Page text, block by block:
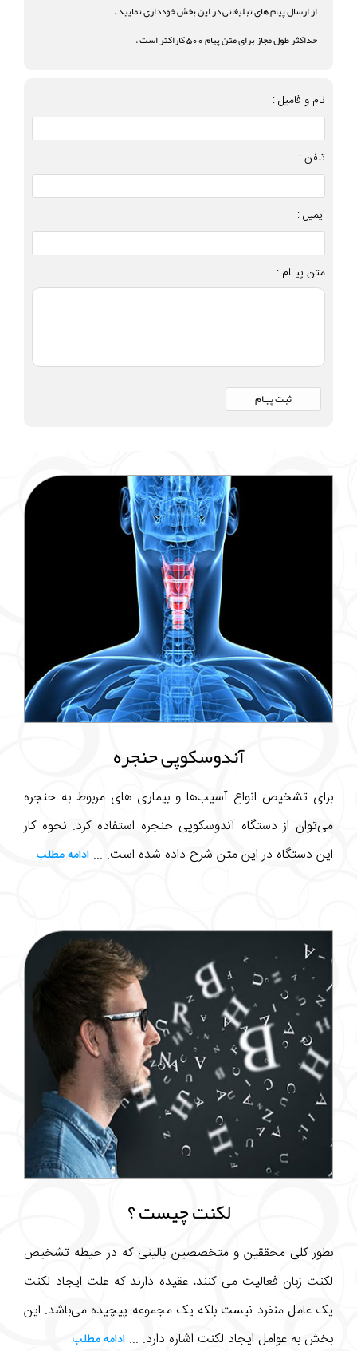
از ارسال پیام های تبلیغاتی در این بخش خودداری نمایید .
حداکثر طول مجاز برای متن پیام 500 کاراکتر است .
نام و فامیل :
تلفن :
ایمیل :
متن پیـام :
آندوسکوپی حنجره
برای تشخیص انواع آسیب‌ها و بیماری های مربوط به حنجره
می‌توان از دستگاه آندوسکوپی حنجره استفاده کرد. نحوه کار
این دستگاه در این متن شرح داده شده است. ... ادامه مطلب
لکنت چیست ؟
بطور کلی محققین و متخصصین بالینی که در حیطه تشخیص
لکنت زبان فعالیت می کنند، عقیده دارند که علت ایجاد لکنت
یک عامل منفرد نیست بلکه یک مجموعه پیچیده می‌باشد. این
بخش به عوامل ایجاد لکنت اشاره دارد. ... ادامه مطلب